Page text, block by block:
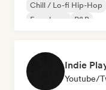
Chill / Lo-fi Hip-Hop
Fransk rap
R&B
Indie
Youtube/